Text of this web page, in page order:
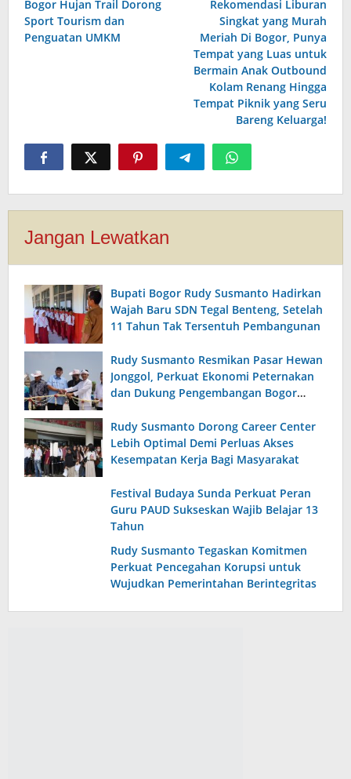
Bogor Hujan Trail Dorong
Sport Tourism dan
Penguatan UMKM
Rekomendasi Liburan
Singkat yang Murah
Meriah Di Bogor, Punya
Tempat yang Luas untuk
Bermain Anak Outbound
Kolam Renang Hingga
Tempat Piknik yang Seru
Bareng Keluarga!
Jangan Lewatkan
Bupati Bogor Rudy Susmanto Hadirkan
Wajah Baru SDN Tegal Benteng, Setelah
11 Tahun Tak Tersentuh Pembangunan
Rudy Susmanto Resmikan Pasar Hewan
Jonggol, Perkuat Ekonomi Peternakan
dan Dukung Pengembangan Bogor
Rudy Susmanto Dorong Career Center
Lebih Optimal Demi Perluas Akses
Kesempatan Kerja Bagi Masyarakat
Festival Budaya Sunda Perkuat Peran
Guru PAUD Sukseskan Wajib Belajar 13
Tahun
Rudy Susmanto Tegaskan Komitmen
Perkuat Pencegahan Korupsi untuk
Wujudkan Pemerintahan Berintegritas